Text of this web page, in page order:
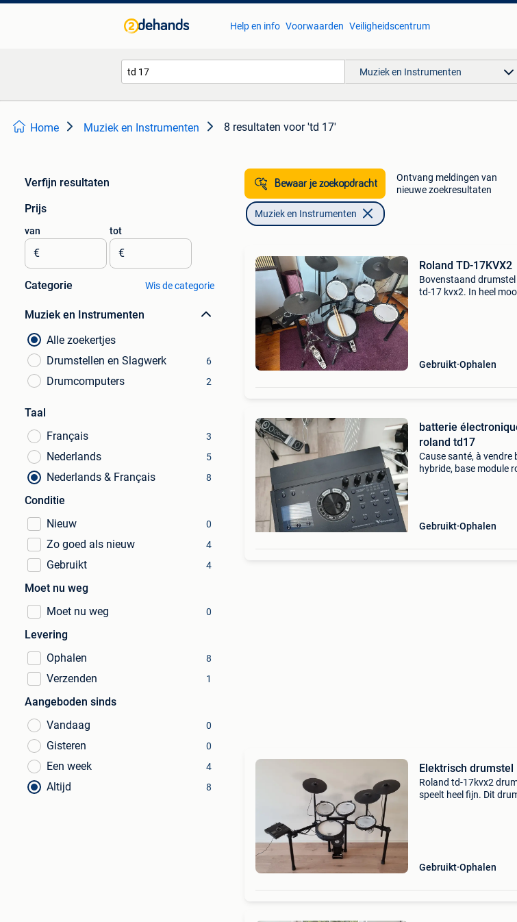
Help en info Voorwaarden Veiligheidscentrum
Muziek en Instrumenten
Home Muziek en Instrumenten 8 resultaten voor 'td 17'
Verfijn resultaten
Prijs
van
€
tot
€
Categorie Wis de categorie
Muziek en Instrumenten
Alle zoekertjes
Drumstellen en Slagwerk
6
Drumcomputers 2
Taal
Français
3
Nederlands 5
Nederlands & Français 8
Conditie
Nieuw
0
Zo goed als nieuw 4
Gebruikt 4
Moet nu weg
Moet nu weg
0
Levering
Ophalen
8
Verzenden 1
Aangeboden sinds
Vandaag
0
Gisteren 0
Een week 4
Altijd 8
Bewaar je zoekopdracht
Ontvang meldingen van
nieuwe zoekresultaten
Muziek en Instrumenten
Roland TD-17KVX2
Bovenstaand
td-17 kvx2. In heel
Gebruikt Ophalen
batterie
roland td17
Cause santé, à
hybride, base module
Gebruikt Ophalen
Elektrisch drumstel
Roland td-17kvx2
speelt heel fijn. Dit
Gebruikt Ophalen